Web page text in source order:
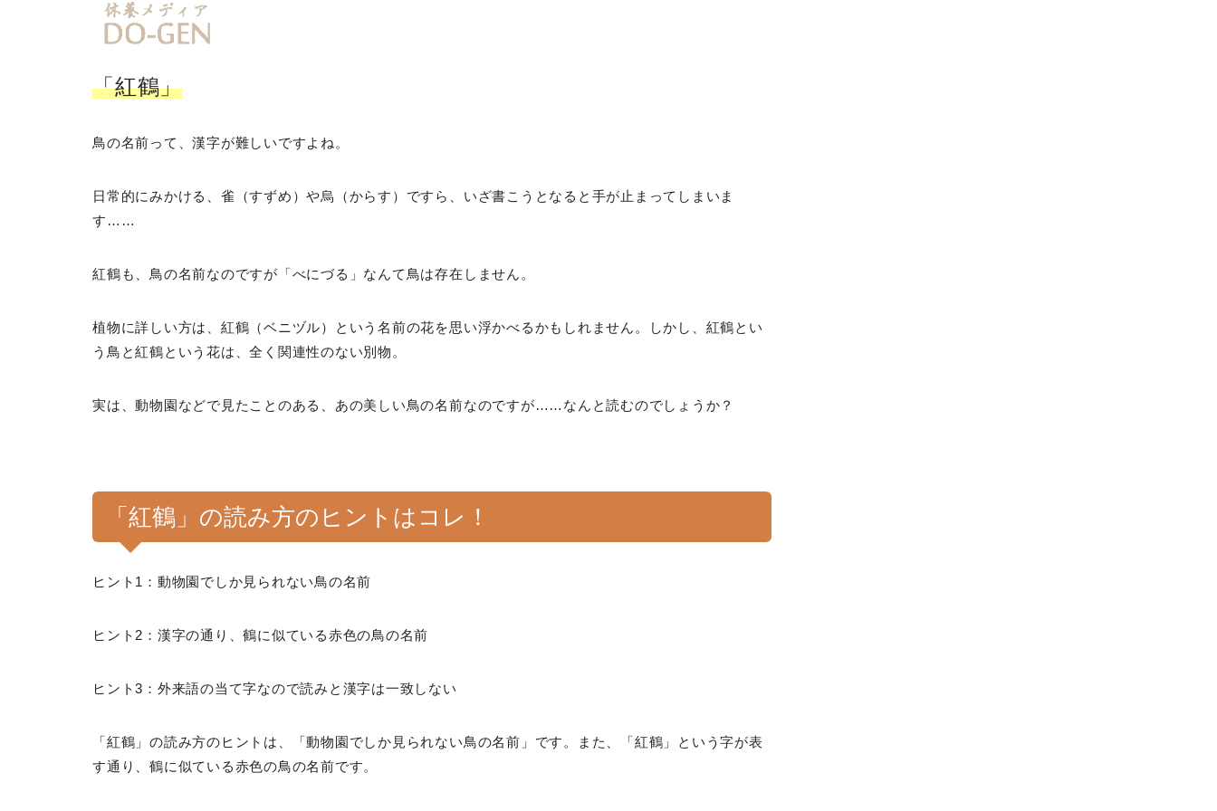
「紅鶴」
鳥の名前って、漢字が難しいですよね。
日常的にみかける、雀（すずめ）や烏（からす）ですら、いざ書こうとなると手が止まってしまいま
す……
紅鶴も、鳥の名前なのですが「べにづる」なんて鳥は存在しません。
植物に詳しい方は、紅鶴（ベニヅル）という名前の花を思い浮かべるかもしれません。しかし、紅鶴とい
う鳥と紅鶴という花は、全く関連性のない別物。
実は、動物園などで見たことのある、あの美しい鳥の名前なのですが……なんと読むのでしょうか？
「紅鶴」の読み方のヒントはコレ！
ヒント1：動物園でしか見られない鳥の名前
ヒント2：漢字の通り、鶴に似ている赤色の鳥の名前
ヒント3：外来語の当て字なので読みと漢字は一致しない
「紅鶴」の読み方のヒントは、「動物園でしか見られない鳥の名前」です。また、「紅鶴」という字が表
す通り、鶴に似ている赤色の鳥の名前です。